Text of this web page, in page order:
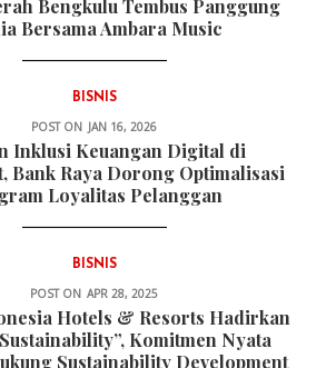
Bengkulu Tembus Panggung
Bersama Ambara Music
BISNIS
POST ON JAN 16, 2026
Inklusi Keuangan Digital di
Bank Raya Dorong Optimalisasi
Loyalitas Pelanggan
BISNIS
POST ON APR 28, 2025
Hotels & Resorts Hadirkan
Komitmen Nyata
Sustainability Development